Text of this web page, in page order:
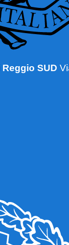
Reggio SUD